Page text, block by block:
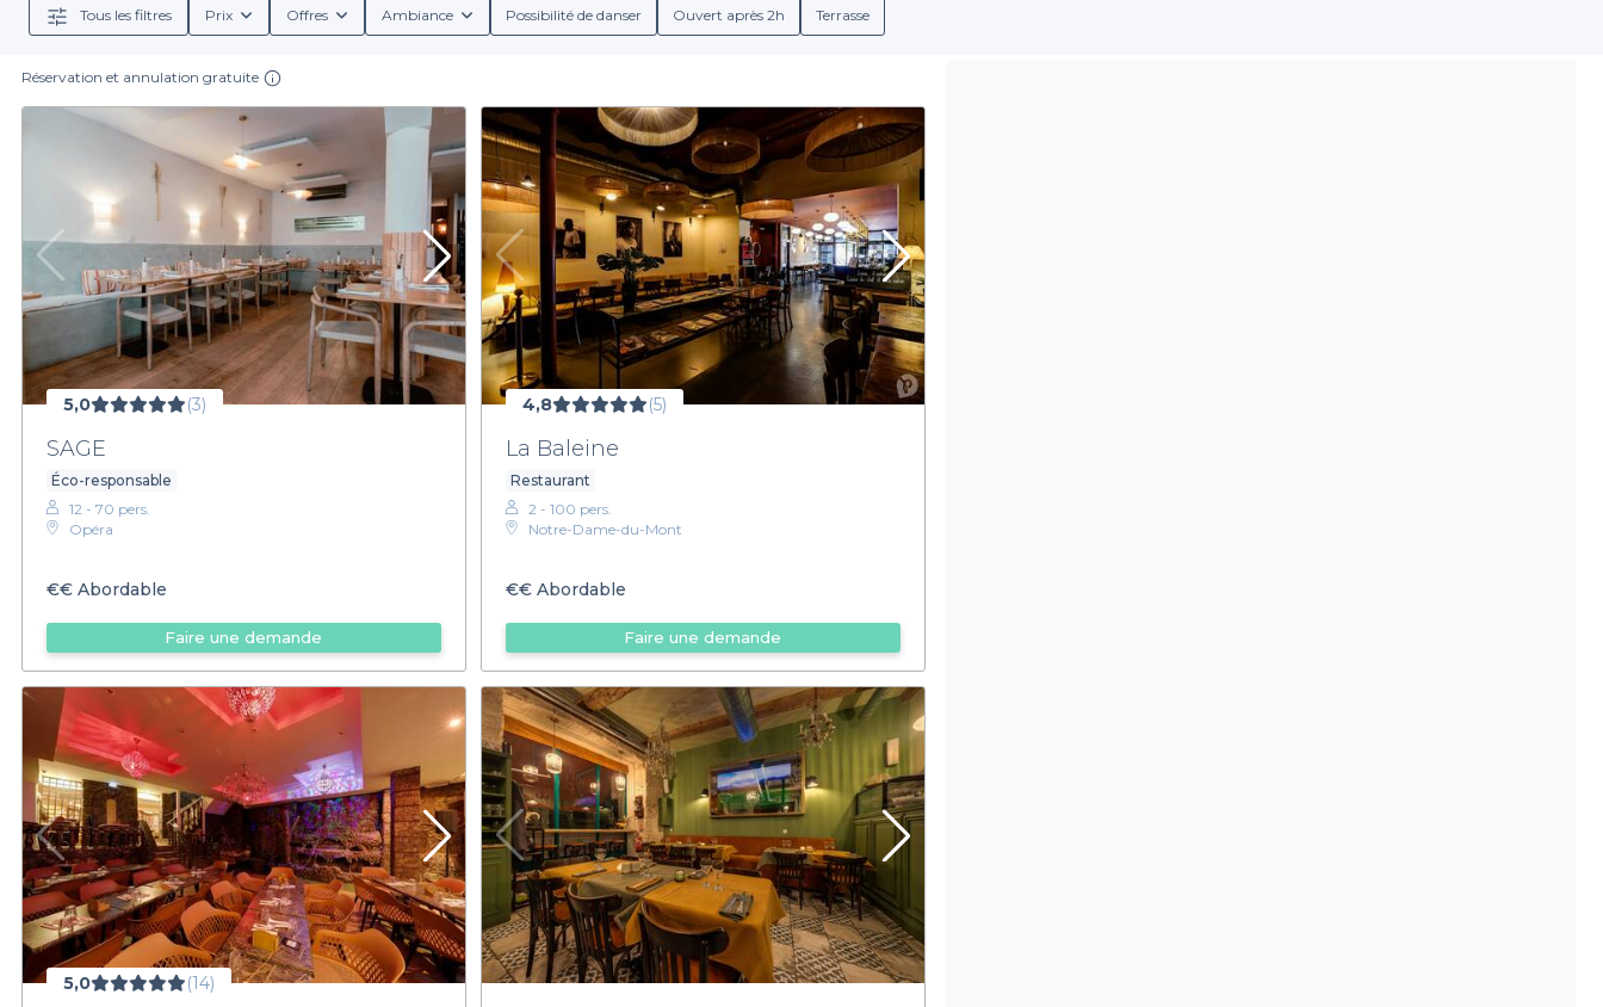
Tous les filtres Prix Offres Ambiance Possibilité de danser Ouvert après 2h Terrasse
Réservation et annulation gratuite
5,0 (3)
SAGE
Éco-responsable
12 - 70 pers.
Opéra
€€ Abordable
Faire une demande
4,8 (5)
La Baleine
Restaurant
2 - 100 pers.
Notre-Dame-du-Mont
€€Abordable
Faire une demande
5,0 (14)